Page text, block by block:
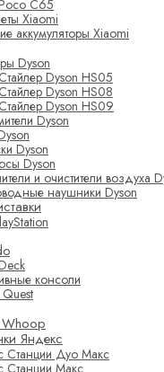
C65
Xiaomi
аккумуляторы Xiaomi
Dyson
Стайлер Dyson HS05
Стайлер Dyson HS08
Стайлер Dyson HS09
Dyson
Dyson
Dyson
и очистители воздуха
наушники Dyson
консоли
Яндекс
Станции Дуо Макс
Станции Макс